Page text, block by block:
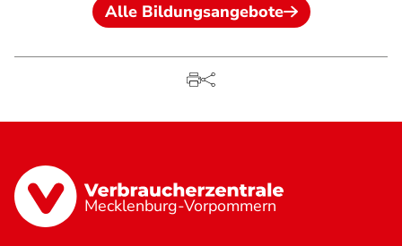
Alle Bildungsangebote
Mecklenburg-Vorpommern